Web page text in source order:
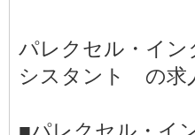
パレクセル・イ
シスタント の求